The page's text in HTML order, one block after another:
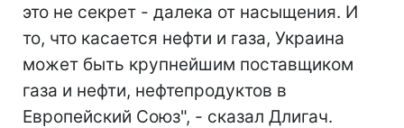
это не секрет - далека от насыщения. И
то, что касается нефти и газа, Украина
может быть крупнейшим поставщиком
газа и нефти, нефтепродуктов в
Европейский Союз", - сказал Длигач.